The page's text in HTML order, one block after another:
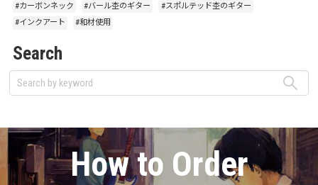
#カーボンネック
#バール杢のギター
#スポルテッド杢のギター
#インクアート
#和材使用
Search
How to Order